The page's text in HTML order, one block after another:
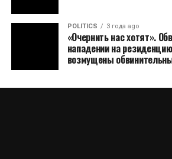
POLITICS 3 года ago
«Очернить нас хотят».
нападении на
возмущены